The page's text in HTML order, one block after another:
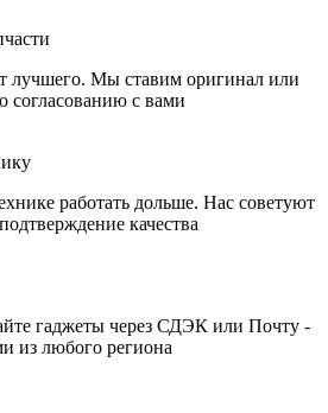
лучшего. Мы ставим оригинал или
согласованию с вами
работать дольше. Нас советуют
качества
гаджеты через СДЭК или Почту -
из любого региона